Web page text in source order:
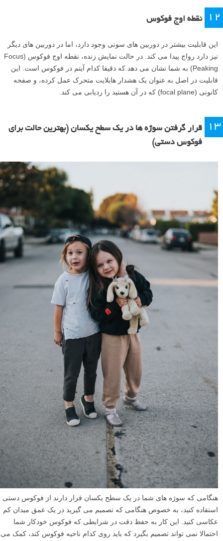
۱۲ نقطه اوج فوکوس
این قابلیت بیشتر در دوربین های سونی وجود دارد، اما در دوربین های دیگر
نیز دارد رواج پیدا می کند. در حالت نمایش زنده، نقطه اوج فوکوس (Focus
Peaking) به شما نشان می دهد که دقیقا کدام آیتم در فوکوس است. این
قابلیت در اصل به عنوان یک هشدار هایلایت متحرک عمل کرده، و صفحه
کانونی (focal plane) که در آن هستید را ردیابی می کند.
۱۳
قرار گرفتن سوژه ها در یک سطح یکسان (بهترین حالت برای
فوکوس دستی)
هنگامی که سوژه های شما در یک سطح یکسان قرار دارند از فوکوس دستی
استفاده کنید، به خصوص هنگامی که تصمیم می گیرید در یک عمق میدان کم
عکاسی کنید. این کار به حفظ دقت در شرایطی که فوکوس خودکار شما
احتمالا نمی تواند تصمیم بگیرد که باید روی کدام ناحیه فوکوس کند، کمک می